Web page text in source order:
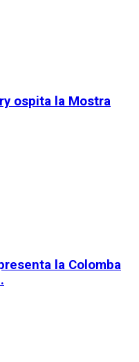
ospita la Mostra
la Colomba